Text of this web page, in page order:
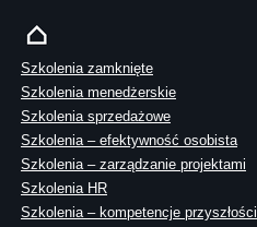
Szkolenia zamknięte
Szkolenia menedżerskie
Szkolenia sprzedażowe
Szkolenia – efektywność osobista
Szkolenia – zarządzanie projektami
Szkolenia HR
Szkolenia – kompetencje przyszłości